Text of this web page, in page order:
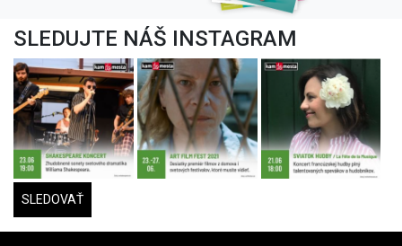
SLEDUJTE NÁŠ INSTAGRAM
SLEDOVAŤ